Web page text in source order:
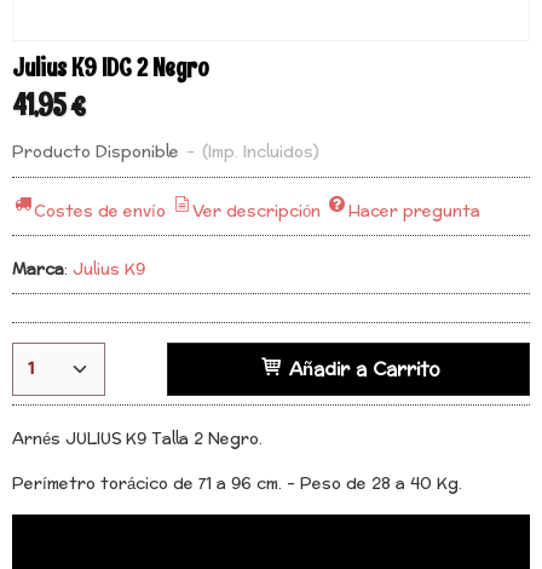
Julius K9 IDC 2 Negro
41,95 €
Producto Disponible - (Imp. Incluidos)
Costes de envío Ver descripción
Hacer pregunta
Marca: Julius K9
Añadir a Carrito
Arnés JULIUS K9 Talla 2 Negro.
Perímetro torácico de 71 a 96 cm. - Peso de 28 a 40 Kg.